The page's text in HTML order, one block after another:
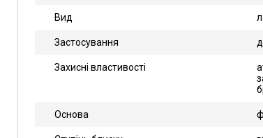
Вид
Застосування
Захисні властивості
Основа